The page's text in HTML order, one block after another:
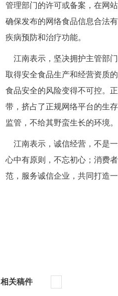
管理部门的许可或备案，在网
确保发布的网络食品信息合法
疾病预防和治疗功能。
江南表示，坚决拥护主管部
取得安全食品生产和经营资质
食品安全的风险变得不可控。
带，挤占了正规网络平台的生
监管，不给其野蛮生长的环境。
江南表示，诚信经营，不是
心中有原则，不忘初心；消费
范，服务诚信企业，共同打造
相关稿件